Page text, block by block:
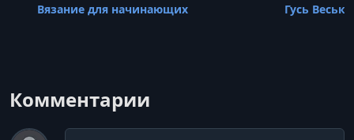
Вязание для начинающих Гусь Веська
Комментарии